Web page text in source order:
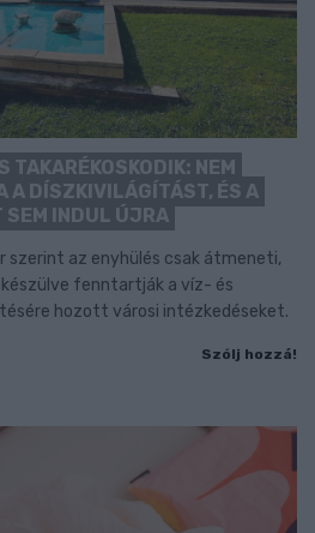
TAKARÉKOSKODIK: NEM
A DÍSZKIVILÁGÍTÁST, ÉS A
SEM INDUL ÚJRA
szerint az enyhülés csak átmeneti,
fenntartják a víz- és
hozott városi intézkedéseket.
Szólj hozzá!